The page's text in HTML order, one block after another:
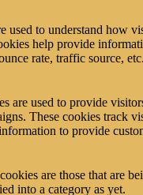
used to understand how
help provide
rate, traffic source, etc.
are used to provide
These cookies track
to provide
are those that are
into a category as yet.